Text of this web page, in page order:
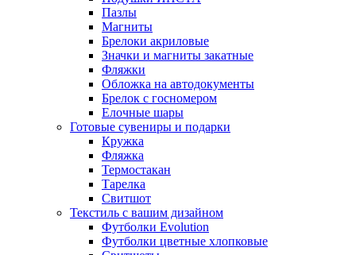
Пазлы
Магниты
Брелоки акриловые
Значки и магниты закатные
Фляжки
Обложка на автодокументы
Брелок с госномером
Елочные шары
Готовые сувениры и подарки
Кружка
Фляжка
Термостакан
Тарелка
Свитшот
Текстиль с вашим дизайном
Футболки Evolution
Футболки цветные хлопковые